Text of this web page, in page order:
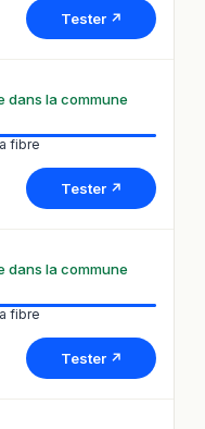
Tester ↗
dans la commune
fibre
Tester ↗
dans la commune
fibre
Tester ↗